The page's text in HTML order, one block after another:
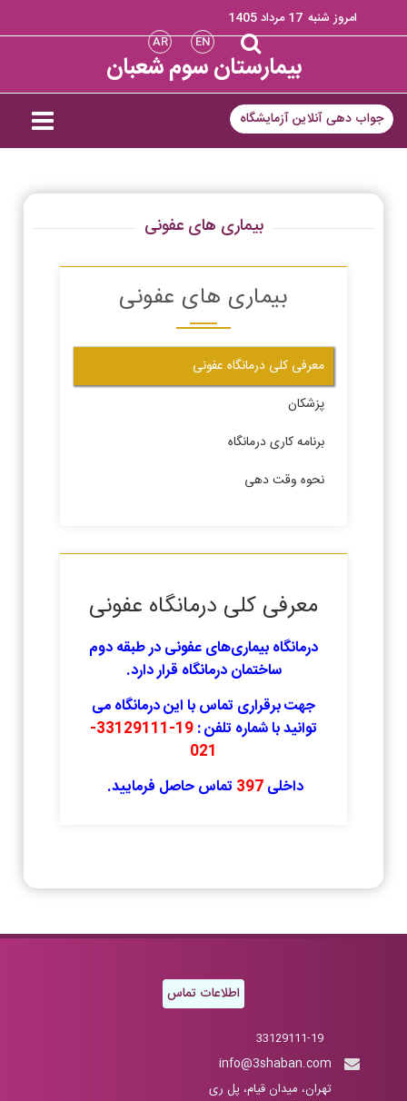
امروز شنبه 17 مرداد 1405
EN
AR
بیمارستان سوم شعبان
جواب دهی آنلاین آزمایشگاه
بیماری های عفونی
بیماری های عفونی
معرفی کلی درمانگاه عفونی
پزشکان
برنامه کاری درمانگاه
نحوه وقت دهی
معرفی کلی درمانگاه عفونی
درمانگاه بیماری‌های عفونی در طبقه دوم
ساختمان درمانگاه قرار دارد.
جهت برقراری تماس با این درمانگاه می
توانید با شماره تلفن :
19-33129111-
021
داخلی
تماس حاصل فرمایید.
اطلاعات تماس
33129111-19
info@3shaban.com
تهران، میدان قیام، پل ری